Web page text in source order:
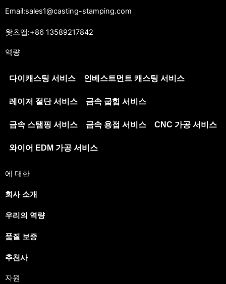
Email:sales1@casting-stamping.com
왓츠앱:+86 13589217842
역량
다이캐스팅 서비스 인베스트먼트 캐스팅 서비스
레이저 절단 서비스 금속 굽힘 서비스
금속 스탬핑 서비스 금속 용접 서비스 CNC 가공 서비스
와이어 EDM 가공 서비스
에 대한
회사 소개
우리의 역량
품질 보증
추천사
자원